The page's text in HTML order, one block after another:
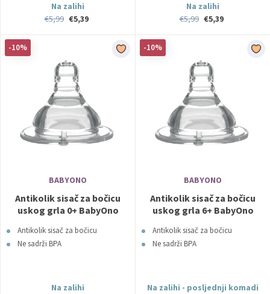
Na zalihi
€5,99 €5,39
Na zalihi
€5,99 €5,39
-10%
BABYONO
Antikolik sisač za bočicu
uskog grla 0+ BabyOno
Antikolik sisač za bočicu
Ne sadrži BPA
Na zalihi
-10%
BABYONO
Antikolik sisač za bočicu
uskog grla 6+ BabyOno
Antikolik sisač za bočicu
Ne sadrži BPA
Na zalihi - posljednji komadi